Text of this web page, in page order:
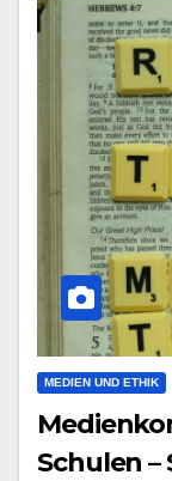
MEDIEN UND ETHIK
Schulen